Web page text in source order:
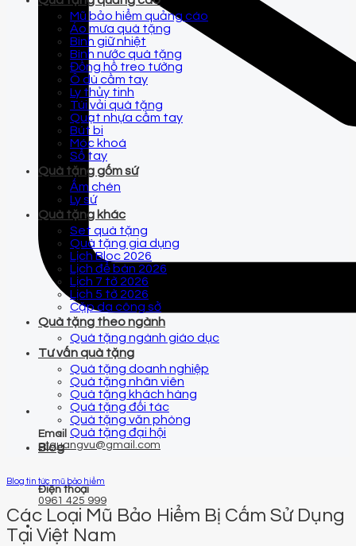
Email
qtquangvu@gmail.com
Điện thoại
0961 425 999
Mũ bảo hiểm quảng cáo
Áo mưa quà tặng
Bình giữ nhiệt
Bình nước quà tặng
Đồng hồ treo tường
Ô dù cầm tay
Ly thủy tinh
Túi vải quà tặng
Quạt nhựa cầm tay
Bút bi
Móc khoá
Sổ tay
Quà tặng gốm sứ
Ấm chén
Ly sứ
Quà tặng khác
Set quà tặng
Quà tặng gia dụng
Lịch Bloc 2026
Lịch để bàn 2026
Lịch 7 tờ 2026
Lịch 5 tờ 2026
Cặp da công sở
Quà tặng theo ngành
Quà tặng ngành giáo dục
Tư vấn quà tặng
Quà tặng doanh nghiệp
Quà tặng nhân viên
Quà tặng khách hàng
Quà tặng đối tác
Quà tặng văn phòng
Quà tặng đại hội
Blog
Blog tin tức mũ bảo hiểm
Các Loại Mũ Bảo Hiểm Bị Cấm Sử Dụng
Tại Việt Nam